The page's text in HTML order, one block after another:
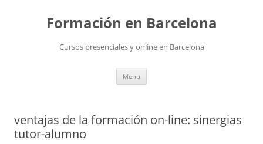
Formación en Barcelona
Cursos presenciales y online en Barcelona
Menu
ventajas de la formación on-line: sinergias
tutor-alumno